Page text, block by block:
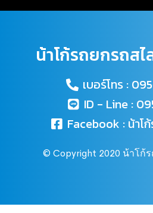
น้าโก้รถยกรถส
เบอร์โทร :
ID - Line :
Facebook : น้าโ
© Copyright 2020 น้าโก้